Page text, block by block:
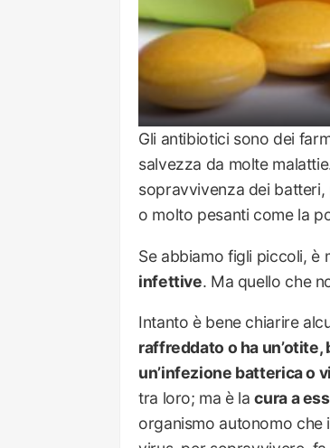
Gli antibiotici sono dei
salvezza da molte
sopravvivenza dei batteri,
o molto pesanti come la
Se abbiamo figli piccoli, è
infettive. Ma quello che
Intanto è bene chiarire
raffreddato o ha
un’infezione batterica o
tra loro; ma è lacura a
organismo autonomo che